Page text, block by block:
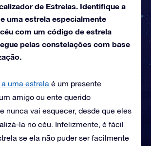
de Estrelas. Identifique a
uma estrela especialmente
com um código de estrela
pelas constelações com base
uma estrela é um presente
amigo ou ente querido
nunca vai esquecer, desde que eles
la no céu. Infelizmente, é fácil
se ela não puder ser facilmente